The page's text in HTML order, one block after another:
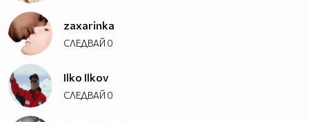
zaxarinka
СЛЕДВАЙ 0
Ilko Ilkov
СЛЕДВАЙ 0